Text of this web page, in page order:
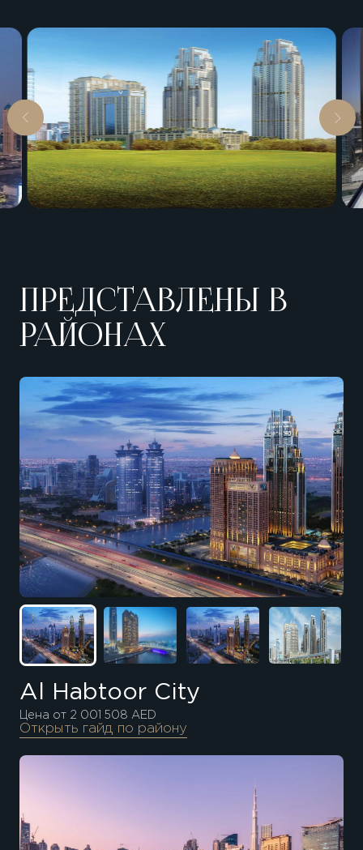
ПРЕДСТАВЛЕНЫ В
РАЙОНАХ
Al Habtoor City
Цена от 2 001 508 AED
Открыть гайд по району